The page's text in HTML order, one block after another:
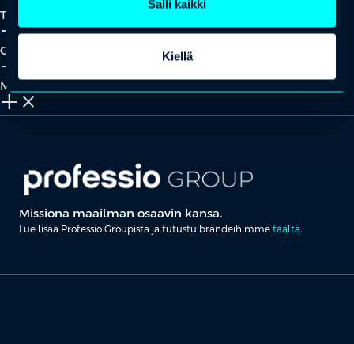
Salli kaikki
Kiellä
Tapahtumat
add_2close
Oivallukset
add_2
Meistä
add_2 close
Missiona maailman osaavin kansa.
Lue lisää Professio Groupista ja tutustu brändeihimme täältä.